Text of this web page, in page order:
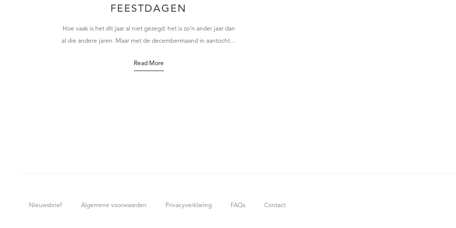
FEESTDAGEN
Hoe vaak is het dit jaar al niet gezegd: het is zo’n ander jaar dan
al die andere jaren. Maar met de decembermaand in aantocht…
Read More
Nieuwsbrief Algemene voorwaarden Privacyverklaring FAQs Contact